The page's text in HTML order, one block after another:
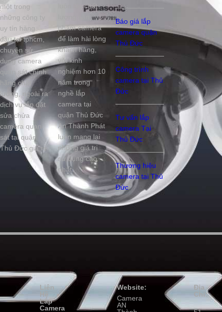
một trong
những công ty
uy tín hàng
đầu tại tphcm,
chuyên sử
dụng camera
quan sát chính
hãng chất
lượng, ngoài ra
dịch vụ lắp đặt
sửa chửa
camera quan
sát tại quận
Thủ Đức giá rẻ
luôn lấy chất
phẩm camera
để làm hài lòng
khách hàng,
với kinh
nghiệm hơn 10
năm trong
nghề lắp
camera tại
quận Thủ Đức
An Thành Phát
luôn mang lại
những giá trị
sử dụng cao
nhất.
Báo giá lắp
camera quận
Thủ Đức
Công trình
camera tại Thủ
Đức
Tư vấn lắp
camera Tại
Thủ Đức
Thương hiệu
camera tại Thủ
Đức
Liên
Hệ
Lắp
Camera
Website:
Camera
AN
Địa
Chỉ: